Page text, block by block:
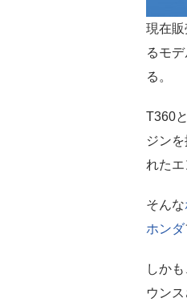
現在
るモ
る。
T360
ジン
れた
そんな
ホンダ
しか
ウン